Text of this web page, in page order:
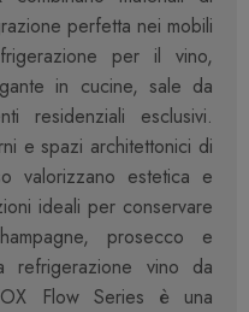
perfetta nei mobili
per il vino,
in cucine, sale da
residenziali esclusivi.
e spazi architettonici di
valorizzano estetica e
ideali per conservare
prosecco e
refrigerazione vino da
Flow Series è una